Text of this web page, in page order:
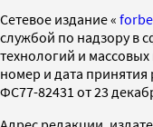
Cетевое издание «
службой по надзору в
технологий и
номер и дата
ФС77-82431 от 23